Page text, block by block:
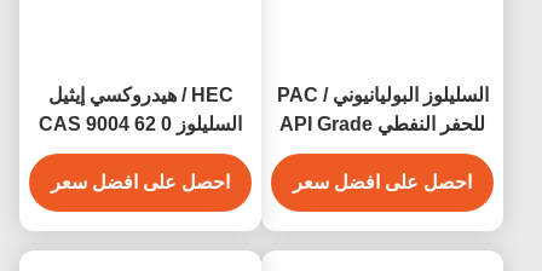
السليلوز البوليانيوني / PAC
للحفر النفطي API Grade
CAS 9004-32-4
احصل على افضل سعر
HEC / هيدروكسي إيثيل
السليلوز CAS 9004 62 0
لصناعة الطلاء والطلاء
احصل على افضل سعر